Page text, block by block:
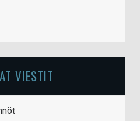
VIESTIT